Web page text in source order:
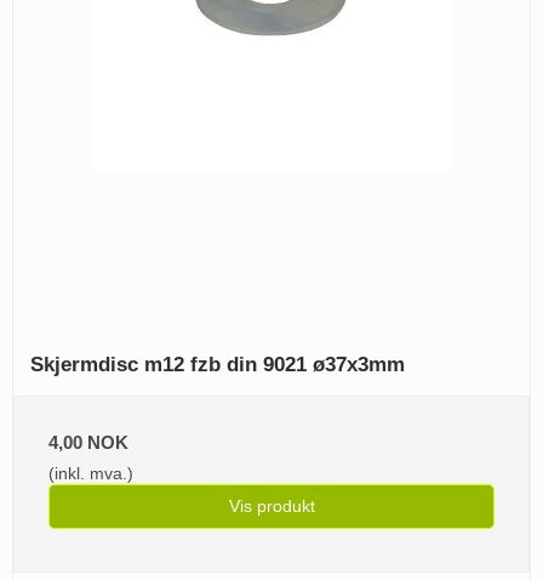
Skjermdisc m12 fzb din 9021 ø37x3mm
4,00 NOK
(inkl. mva.)
Vis produkt